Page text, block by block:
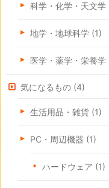
科学・化学・天文学
地学・地球科学 (1)
医学・薬学・栄養学
気になるもの (4)
生活用品・雑貨 (1)
PC・周辺機器 (1)
ハードウェア (1)